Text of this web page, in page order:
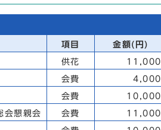
項目 金額(円)
供花 11,000
会費 4,000
会費 10,000
会懇親会 会費 11,000